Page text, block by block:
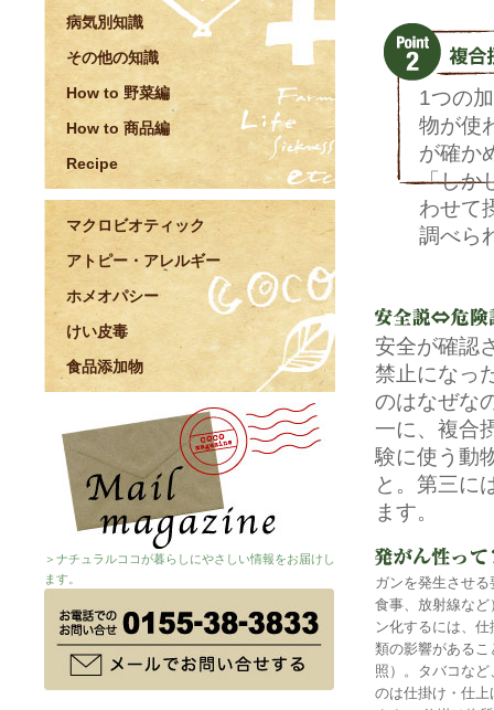
病気別知識
その他の知識
How to 野菜編
How to 商品編
Recipe
マクロビオティック
アトピー・アレルギー
ホメオパシー
けい皮毒
食品添加物
＞ナチュラルココが暮らしにやさしい情報をお届けし
ます。
1つの
物が使
が確か
「しか
わせて
調べら
安全が確認
禁止になっ
のはなぜな
一に、複合
験に使う動
と。第三に
ます。
ガンを発生させ
食事、放射線な
ン化するには、
類の影響がある
照）。タバコな
のは仕掛け・仕